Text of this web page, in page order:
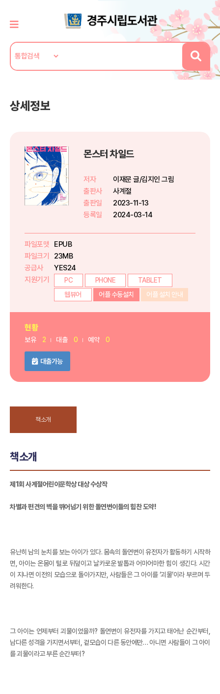
상세정보
몬스터 차일드
저자
이재문 글/김지인 그림
출판사
사계절
출판일
2023-11-13
등록일
2024-03-14
파일포맷
EPUB
파일크기
23MB
공급사
YES24
지원기기
PC PHONE
TABLET
웹뷰어
어플 수동설치 어플 설치 안내
현황
보유 2 대출 0 예약 0
대출가능
책소개
책소개
제1회 사계절어린이문학상 대상 수상작
차별과 편견의 벽을 뛰어넘기 위한 돌연변이들의 힘찬 도약!
유난히 남의 눈치를 보는 아이가 있다. 몸속의 돌연변이 유전자가 활동하기 시작하
면, 아이는 온몸이 털로 뒤덮이고 날카로운 발톱과 어마어마한 힘이 생긴다. 시간
이 지나면 이전의 모습으로 돌아가지만, 사람들은 그 아이를 ‘괴물’이라 부르며 두
려워한다.
그 아이는 언제부터 괴물이었을까? 돌연변이 유전자를 가지고 태어난 순간부터,
남다른 성격을 가지면서부터, 겉모습이 다른 동안에만… 아니면 사람들이 그 아이
를 괴물이라고 부른 순간부터?